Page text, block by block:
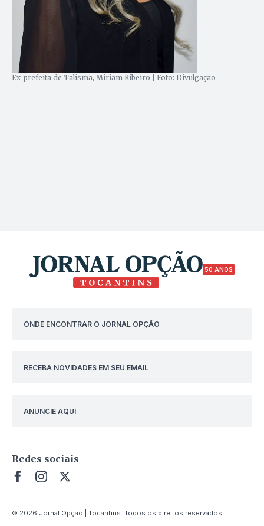
Ex-prefeita de Talismã, Miriam Ribeiro | Foto: Divulgação
50 ANOS
ONDE ENCONTRAR O JORNAL OPÇÃO
RECEBA NOVIDADES EM SEU EMAIL
ANUNCIE AQUI
Redes sociais
© 2026 Jornal Opção | Tocantins. Todos os direitos reservados.